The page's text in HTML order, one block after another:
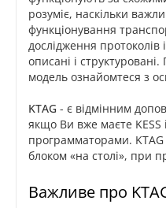
розуміє, наскільки
функціонування
дослідження
описані і
модель ознайомтеся з
KTAG - є відмінним
якщо Ви вже маєте KESS
программаторами. KTAG
блоком «на столі», при
Важливе про